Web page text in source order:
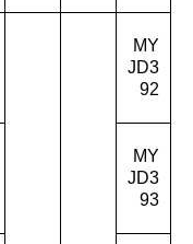
MY
JD3
92
MY
JD3
93